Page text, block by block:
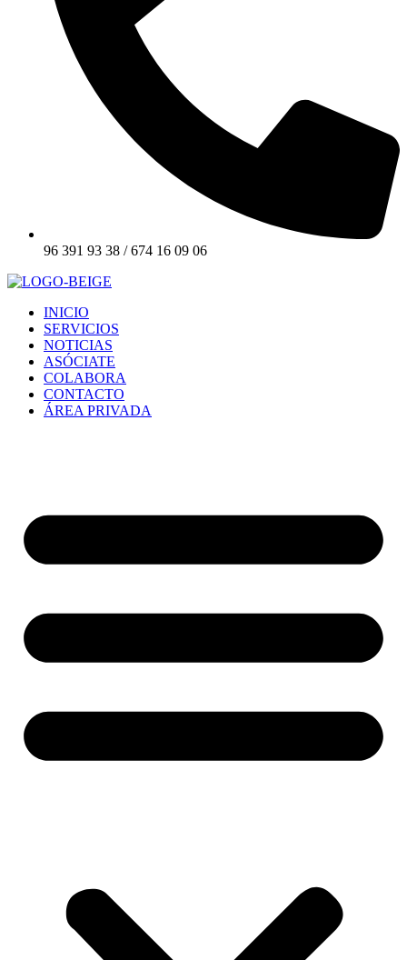
96 391 93 38 / 674 16 09 06
INICIO
SERVICIOS
NOTICIAS
ASÓCIATE
COLABORA
CONTACTO
ÁREA PRIVADA